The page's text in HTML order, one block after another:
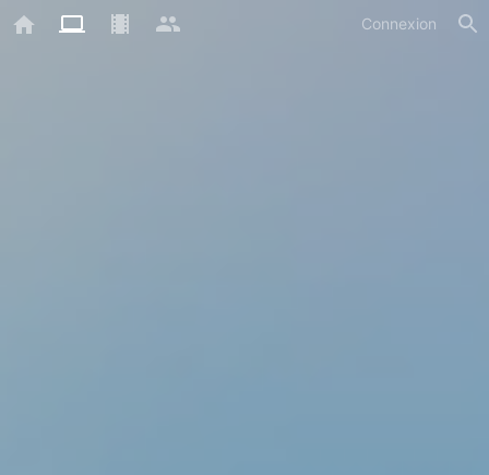
Connexion